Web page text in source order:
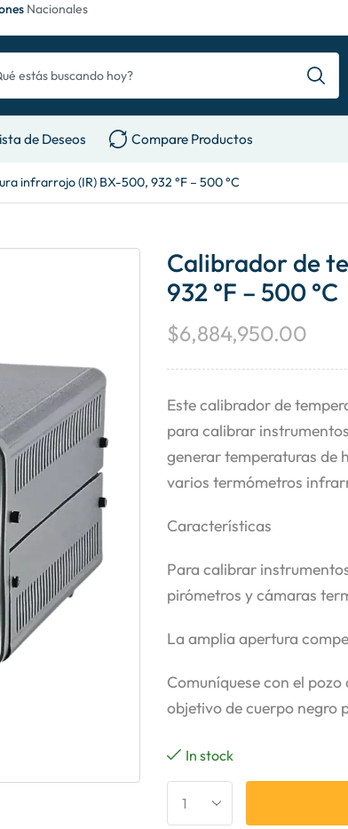
Nacionales
de Deseos Compare Productos
infrarrojo (IR) BX-500, 932 °F – 500 °C
Calibrador de
932 °F – 500 °C
$6,884,950.00
Este calibrador de
para calibrar
generar temperaturas de
varios termómetros
Características
Para calibrar
pirómetros y cámaras
La amplia apertura
Comuníquese con el
objetivo de cuerpo negro
In stock